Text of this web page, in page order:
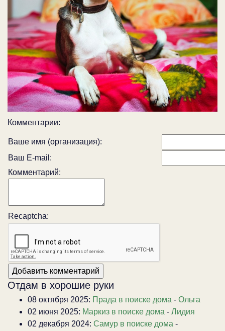
Комментарии:
Ваше имя (организация):
Ваш E-mail:
Комментарий:
Recaptcha:
Отдам в хорошие руки
08 октября 2025: Прада в поиске дома - Ольга
02 июня 2025: Маркиз в поиске дома - Лидия
02 декабря 2024: Самур в поиске дома -